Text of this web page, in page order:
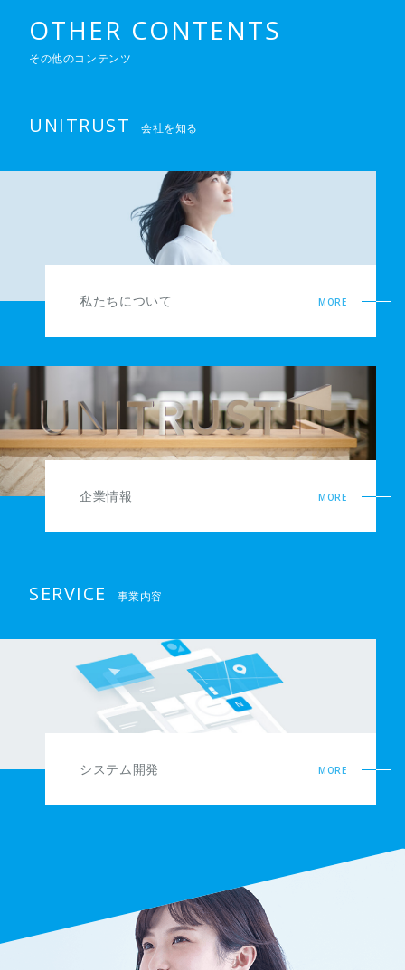
OTHER CONTENTS
その他のコンテンツ
UNITRUST 会社を知る
私たちについて MORE
企業情報 MORE
SERVICE 事業内容
システム開発 MORE